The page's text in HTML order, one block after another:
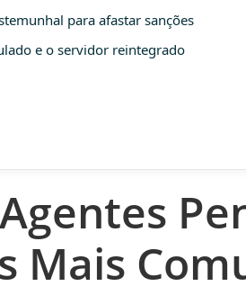
para afastar sanções
e o servidor reintegrado
Mais